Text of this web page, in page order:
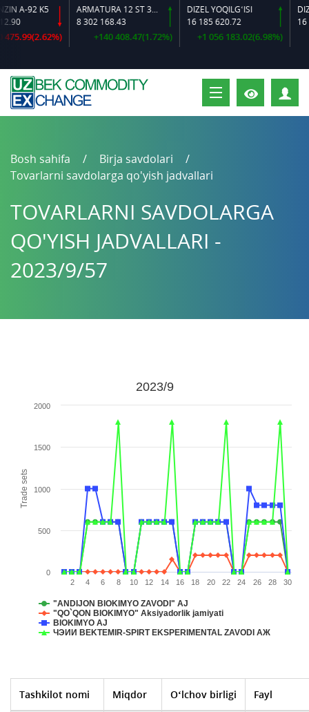
92 K5
ARMATURA 12 ST 35 GS O‘LCHAMLI
8 302 168.43
+140 408.47(1.72%)
DIZEL YOQILG‘ISI
16 185 620.72
+1 056 183.02(6.98%)
16
Bosh sahifa
Birja savdolari
Tovarlarni savdolarga qo'yish jadvallari
TOVARLARNI SAVDOLARGA
QO'YISH JADVALLARI -
2023/9/57
Trade sets
2023/9
"ANDIJON BIOKIMYO ZAVODI" AJ
"QO`QON BIOKIMYO" Aksiyadorlik jamiyati
BIOKIMYO AJ
ЧЭИИ BEKTEMIR-SPIRT EKSPERIMENTAL ZAVODI АЖ
2 4 6 8 10 12 14 16 18 20 22 24 26 28 30
0
500
1000
1500
2000
Tashkilot nomi Miqdor O‘lchov birligi Fayl